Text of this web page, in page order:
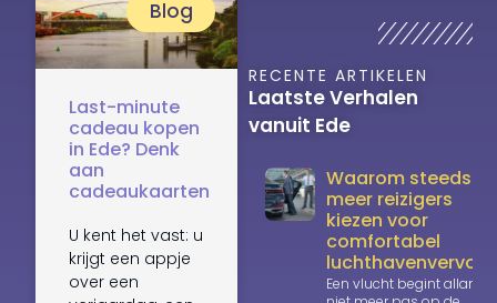
Blog
Last-minute
cadeau kopen
in Ede? Denk
aan
cadeaukaarten
U kent het vast: u
krijgt een appje
over een
RECENTE ARTIKELEN
Laatste Verhalen
vanuit Ede
Waarom steeds
meer reizigers
kiezen voor
comfortabel
luchthavenvervoer
Een vlucht begint allang